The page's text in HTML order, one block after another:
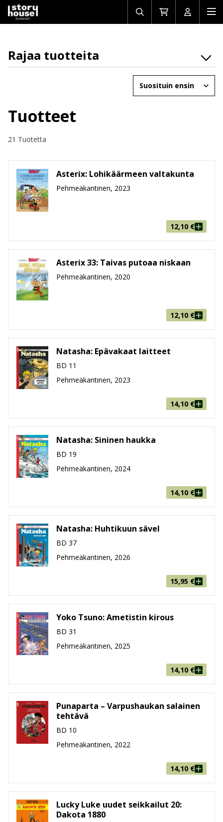
Avaa/sulje
haku
Siirry
ostoskoriin
Avaa/
Rajaa tuotteita
Osasto
Tuotemuoto
Hinta
Järjestä
Tuotteet
21 Tuotetta
Asterix: Lohikäärmeen valtakunta
Pehmeäkantinen, 2023
12,10 €
Asterix 33: Taivas putoaa niskaan
Pehmeäkantinen, 2020
12,10 €
Natasha: Epävakaat laitteet
BD 11
Pehmeäkantinen, 2023
14,10 €
Natasha: Sininen haukka
BD 19
Pehmeäkantinen, 2024
14,10 €
Natasha: Huhtikuun sävel
BD 37
Pehmeäkantinen, 2026
15,95 €
Yoko Tsuno: Ametistin kirous
BD 31
Pehmeäkantinen, 2025
14,10 €
Punaparta – Varpushaukan salainen
tehtävä
BD 10
Pehmeäkantinen, 2022
14,10 €
Lucky Luke uudet seikkailut 20:
Dakota 1880